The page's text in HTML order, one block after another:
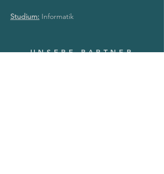
Studium: Informatik
UNSERE PARTNER